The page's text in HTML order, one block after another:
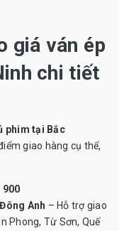
giá ván ép
chi tiết
phim tại Bắc
giao hàng cụ thể,
900
Anh – Hỗ trợ giao
Phong, Từ Sơn, Quế